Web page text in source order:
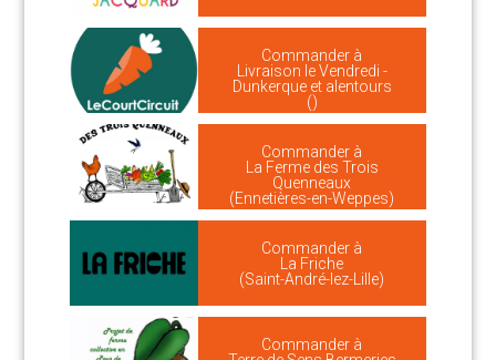
Commander à
Livraison le Vendredi -
Dunkerque et alentours
()
Commander à
La Ferme des Trois
Quenneaux
(Ennetières-en-Weppes)
Commander à
La Friche
(Saint-André-lez-Lille)
Commander à